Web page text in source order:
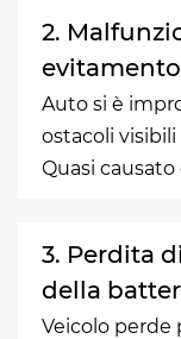
2.
Auto si è
ostacoli visibili
Quasi
3. Perdita
della
Veicolo perde